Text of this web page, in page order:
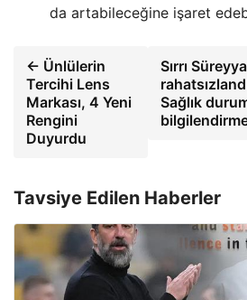
da artabileceğine işaret
← Ünlülerin
Tercihi Lens
Markası, 4 Yeni
Rengini
Duyurdu
Sırrı
Sağlık
Tavsiye Edilen Haberler